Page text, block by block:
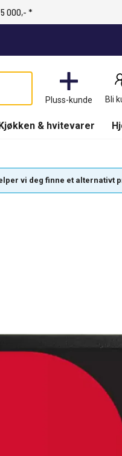
5 000,- *
Pluss-kunde Bli
& hvitevarer
vi deg finne et alternativt